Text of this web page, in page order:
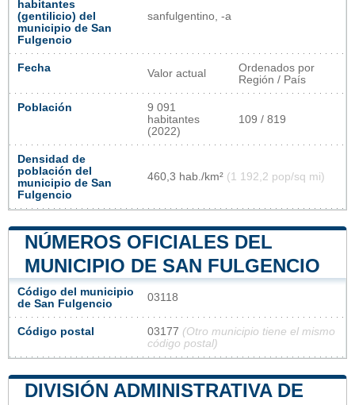
habitantes
(gentilicio) del
municipio de San
Fulgencio
sanfulgentino, -a
Fecha Valor actual
Ordenados por
Región / País
Población
9 091
habitantes
(2022)
109 / 819
Densidad de
población del
municipio de San
Fulgencio
460,3 hab./km² (1 192,2 pop/sq mi)
NÚMEROS OFICIALES DEL
MUNICIPIO DE SAN FULGENCIO
Código del municipio
de San Fulgencio
03118
Código postal 03177 (Otro municipio tiene el mismo
código postal)
DIVISIÓN ADMINISTRATIVA DE